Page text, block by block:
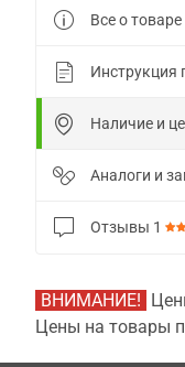
Все о товаре
Инструкция
Наличие и
Аналоги и
Отзывы 1
ВНИМАНИЕ!
Цены на товары